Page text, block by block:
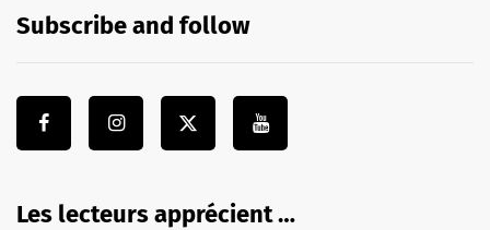
Subscribe and follow
Les lecteurs apprécient …